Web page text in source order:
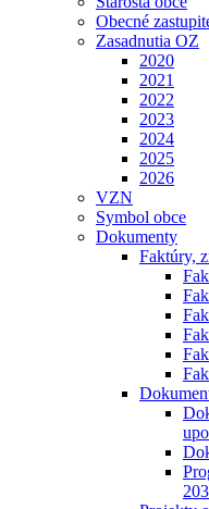
Obecné
Zasadnutia OZ
2020
2021
2022
2023
2024
2025
2026
VZN
Symbol obce
Dokumenty
Faktúry,